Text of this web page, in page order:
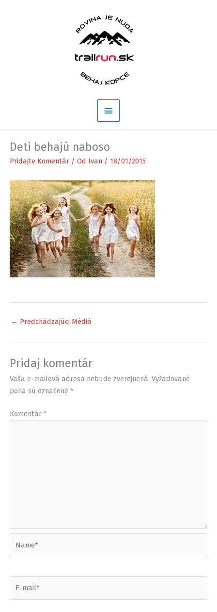
Hlavné
Menu
Deti behajú naboso
Pridajte Komentár / Od Ivan / 18/01/2015
← Predchádzajúci Médiá
Pridaj komentár
Vaša e-mailová adresa nebude zverejnená. Vyžadované
polia sú označené *
Komentár *